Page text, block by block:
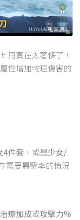
用實在太奢侈了，
性增加物理傷害的
4件套 ，或是少女/
需要暴擊率的情況
治療加成或攻擊力%